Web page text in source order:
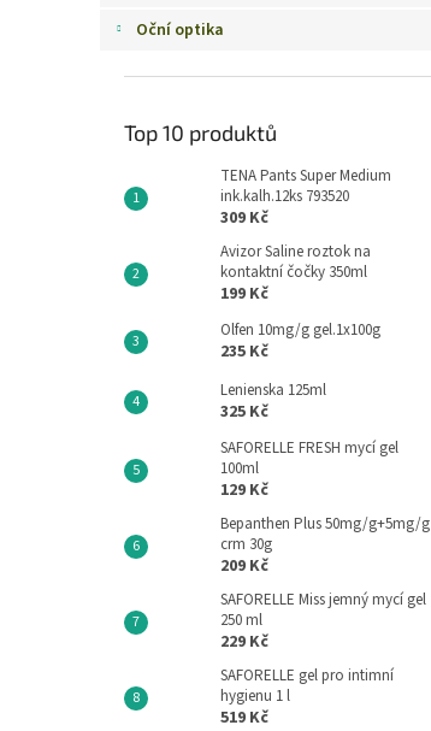
Oční optika
Top 10 produktů
TENA Pants Super Medium
ink.kalh.12ks 793520
309 Kč
Avizor Saline roztok na
kontaktní čočky 350ml
199 Kč
Olfen 10mg/g gel.1x100g
235 Kč
Lenienska 125ml
325 Kč
SAFORELLE FRESH mycí gel
100ml
129 Kč
Bepanthen Plus 50mg/g+5mg/g
crm 30g
209 Kč
SAFORELLE Miss jemný mycí gel
250 ml
229 Kč
SAFORELLE gel pro intimní
hygienu 1 l
519 Kč